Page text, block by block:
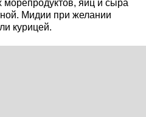
морепродуктов, яиц и сыра
Мидии при желании
курицей.